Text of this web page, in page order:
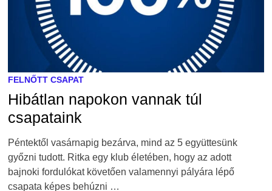
FELNŐTT CSAPAT
Hibátlan napokon vannak túl
csapataink
Péntektől vasárnapig bezárva, mind az 5 együttesünk
győzni tudott. Ritka egy klub életében, hogy az adott
bajnoki fordulókat követően valamennyi pályára lépő
csapata képes behúzni …